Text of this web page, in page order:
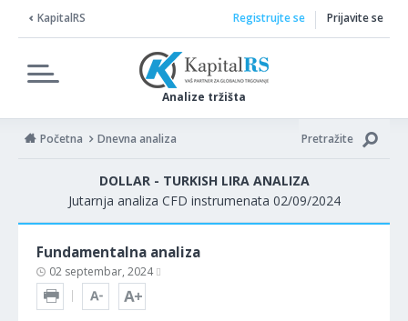
KapitalRS
Analize tržišta
Registrujte se Prijavite se
Početna Dnevna analiza Pretražite
DOLLAR - TURKISH LIRA ANALIZA
Jutarnja analiza CFD instrumenata 02/09/2024
Fundamentalna analiza
02 septembar, 2024